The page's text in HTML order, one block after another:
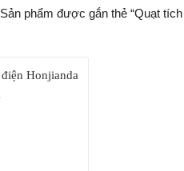
Sản phẩm được gắn thẻ “Quạt